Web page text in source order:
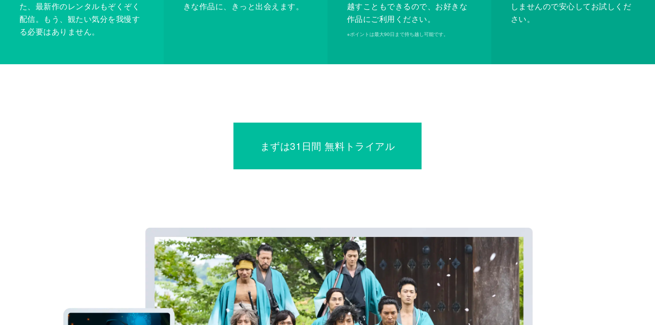
た、最新作のレンタルもぞくぞく
配信。もう、観たい気分を我慢す
る必要はありません。
きな作品に、きっと出会えます。
越すこともできるので、お好きな
作品にご利用ください。
※ポイントは最大90日まで持ち越し可能です。
しませんので安心してお試しくだ
さい。
まずは31日間 無料トライアル